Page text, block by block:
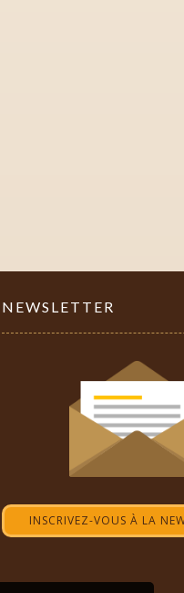
NEWSLETTER
INSCRIVEZ-VOUS À LA